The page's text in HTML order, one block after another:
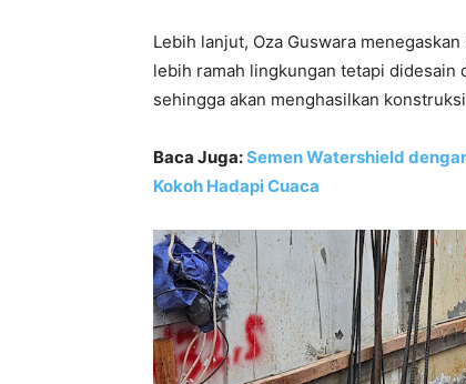
Lebih lanjut, Oza Guswara
lebih ramah lingkungan tetapi didesain
sehingga akan menghasilkan
Baca Juga:Semen Watershield
Kokoh Hadapi Cuaca